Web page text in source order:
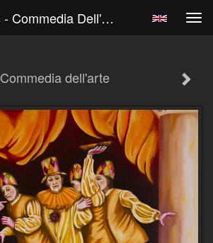
Arjon Hollanders - Commedia Dell'arte
Commedia dell'arte